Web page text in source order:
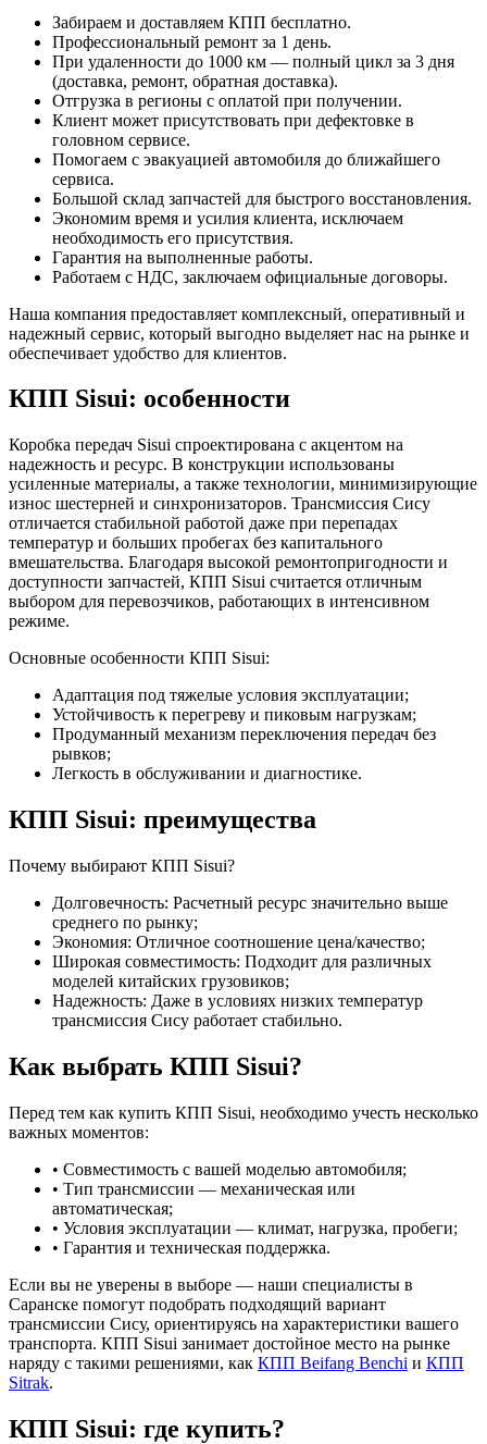
Забираем и доставляем КПП бесплатно.
Профессиональный ремонт за 1 день.
При удаленности до 1000 км — полный цикл за 3 дня
(доставка, ремонт, обратная доставка).
Отгрузка в регионы с оплатой при получении.
Клиент может присутствовать при дефектовке в
головном сервисе.
Помогаем с эвакуацией автомобиля до ближайшего
сервиса.
Большой склад запчастей для быстрого восстановления.
Экономим время и усилия клиента, исключаем
необходимость его присутствия.
Гарантия на выполненные работы.
Работаем с НДС, заключаем официальные договоры.
Наша компания предоставляет комплексный, оперативный и
надежный сервис, который выгодно выделяет нас на рынке и
обеспечивает удобство для клиентов.
КПП Sisui: особенности
Коробка передач Sisui спроектирована с акцентом на
надежность и ресурс. В конструкции использованы
усиленные материалы, а также технологии, минимизирующие
износ шестерней и синхронизаторов. Трансмиссия Сису
отличается стабильной работой даже при перепадах
температур и больших пробегах без капитального
вмешательства. Благодаря высокой ремонтопригодности и
доступности запчастей, КПП Sisui считается отличным
выбором для перевозчиков, работающих в интенсивном
режиме.
Основные особенности КПП Sisui:
Адаптация под тяжелые условия эксплуатации;
Устойчивость к перегреву и пиковым нагрузкам;
Продуманный механизм переключения передач без
рывков;
Легкость в обслуживании и диагностике.
КПП Sisui: преимущества
Почему выбирают КПП Sisui?
Долговечность: Расчетный ресурс значительно выше
среднего по рынку;
Экономия: Отличное соотношение цена/качество;
Широкая совместимость: Подходит для различных
моделей китайских грузовиков;
Надежность: Даже в условиях низких температур
трансмиссия Сису работает стабильно.
Как выбрать КПП Sisui?
Перед тем как купить КПП Sisui, необходимо учесть несколько
важных моментов:
• Совместимость с вашей моделью автомобиля;
• Тип трансмиссии — механическая или
автоматическая;
• Условия эксплуатации — климат, нагрузка, пробеги;
• Гарантия и техническая поддержка.
Если вы не уверены в выборе — наши специалисты в
Саранске помогут подобрать подходящий вариант
трансмиссии Сису, ориентируясь на характеристики вашего
транспорта. КПП Sisui занимает достойное место на рынке
наряду с такими решениями, как КПП Beifang Benchi и КПП
Sitrak.
КПП Sisui: где купить?